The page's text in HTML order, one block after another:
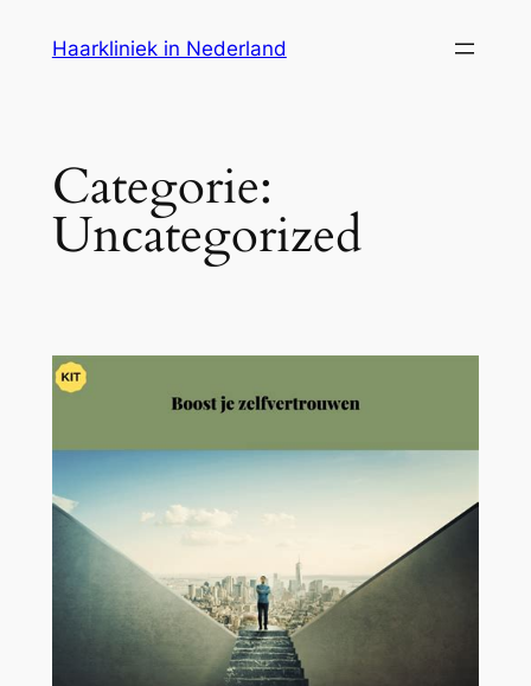
Haarkliniek in Nederland
Categorie:
Uncategorized